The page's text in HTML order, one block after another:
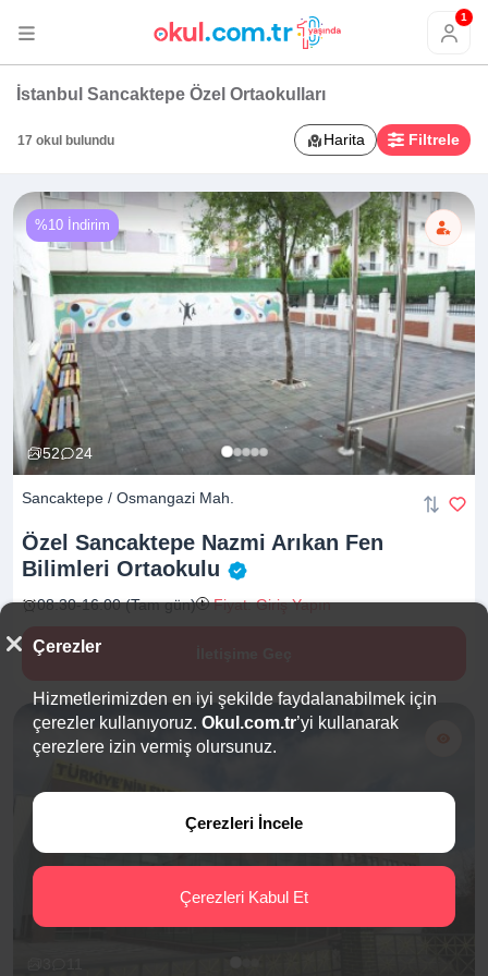
1
İstanbul Sancaktepe Özel Ortaokulları
17 okul bulundu Harita Filtrele
52 24
%10 İndirim
Sancaktepe / Osmangazi Mah.
Özel Sancaktepe Nazmi Arıkan Fen
Bilimleri Ortaokulu
08:30-16:00 (Tam gün) Fiyat: Giriş Yapın
Çerezler
Hizmetlerimizden en iyi şekilde faydalanabilmek için
çerezler kullanıyoruz. Okul.com.tr’yi kullanarak
çerezlere izin vermiş olursunuz.
Çerezleri İncele
Çerezleri Kabul Et